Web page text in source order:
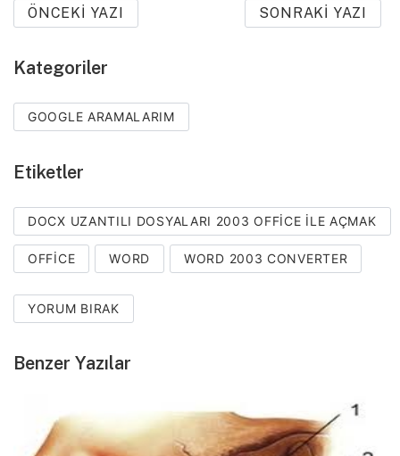
ÖNCEKI YAZI SONRAKI YAZI
Kategoriler
GOOGLE ARAMALARIM
Etiketler
DOCX UZANTILI DOSYALARI 2003 OFFICE ILE AÇMAK
OFFICE WORD WORD 2003 CONVERTER
YORUM BIRAK
Benzer Yazılar